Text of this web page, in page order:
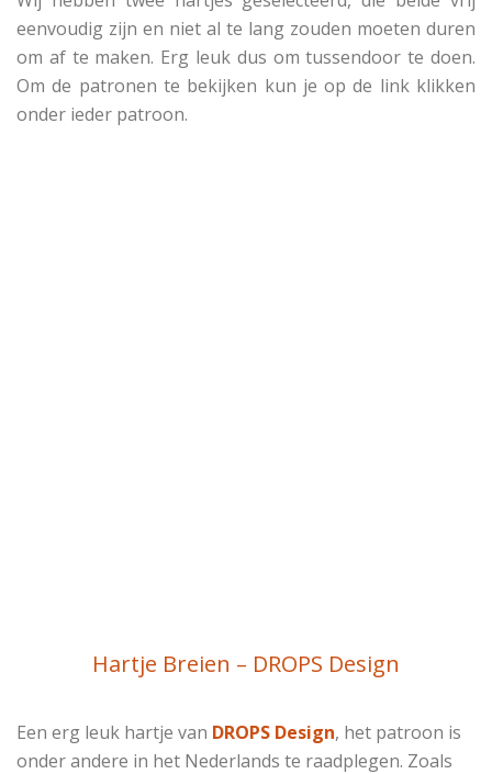
eenvoudig zijn en niet al te lang zouden moeten duren
om af te maken. Erg leuk dus om tussendoor te doen.
Om de patronen te bekijken kun je op de link klikken
onder ieder patroon.
Hartje Breien – DROPS Design
Een erg leuk hartje van DROPS Design, het patroon is
onder andere in het Nederlands te raadplegen. Zoals